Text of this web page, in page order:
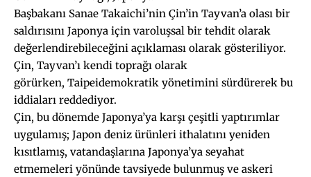
Başbakanı Sanae Takaichi’nin Çin’in Tayvan’a olası bir
saldırısını Japonya için varoluşsal bir tehdit olarak
değerlendirebileceğini açıklaması olarak gösteriliyor.
Çin, Tayvan’ı kendi toprağı olarak
görürken, Taipeidemokratik yönetimini sürdürerek bu
iddiaları reddediyor.
Çin, bu dönemde Japonya’ya karşı çeşitli yaptırımlar
uygulamış; Japon deniz ürünleri ithalatını yeniden
kısıtlamış, vatandaşlarına Japonya’ya seyahat
etmemeleri yönünde tavsiyede bulunmuş ve askeri